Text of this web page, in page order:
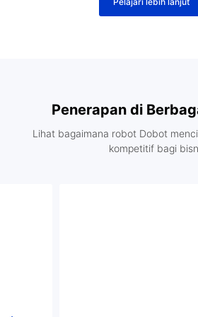
Penerapan di
Lihat bagaimana robot Dobot
kompetitif bagi